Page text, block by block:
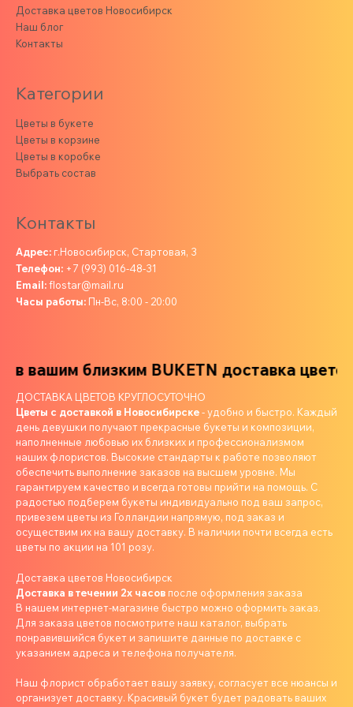
Доставка цветов Новосибирск
Наш блог
Контакты
Категории
Цветы в букете
Цветы в корзине
Цветы в коробке
Выбрать состав
Контакты
Адрес: г.Новосибирск, Стартовая, 3
Телефон: +7 (993) 016-48-31
Email:flostar@mail.ru
Часы работы: Пн-Вс, 8:00 - 20:00
вашим близкимBUKETN доставка цветов
ДОСТАВКА ЦВЕТОВ КРУГЛОСУТОЧНО
Цветы с доставкой в Новосибирске- удобно и быстро. Каждый
день девушки получают прекрасные букеты и композиции,
наполненные любовью их близких и профессионализмом
наших флористов. Высокие стандарты к работе позволяют
обеспечить выполнение заказов на высшем уровне. Мы
гарантируем качество и всегда готовы прийти на помощь. С
радостью подберем букеты индивидуально под ваш запрос,
привезем цветы из Голландии напрямую, под заказ и
осуществим их на вашу доставку. В наличии почти всегда есть
цветы по акции на 101 розу.
Доставка цветов Новосибирск
Доставка в течении 2х часов после оформления заказа
В нашем интернет-магазине быстро можно оформить заказ.
Для заказа цветов посмотрите наш каталог, выбрать
понравившийся букет и запишите данные по доставке с
указанием адреса и телефона получателя.
Наш флорист обработает вашу заявку, согласует все нюансы и
организует доставку. Красивый букет будет радовать ваших